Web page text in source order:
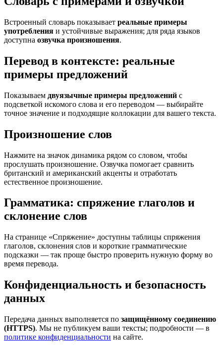
Встроенный словарь показывает реальные примеры
употребления и устойчивые выражения; для ряда языков
доступна озвучка произношения.
Перевод в контексте: реальные
примеры предложений
Показываем двуязычные примеры предложений с
подсветкой искомого слова и его переводом — выбирайте
точное значение и подходящие коллокации для вашего текста.
Произношение слов
Нажмите на значок динамика рядом со словом, чтобы
прослушать произношение. Озвучка помогает сравнить
британский и американский акценты и отработать
естественное произношение.
Грамматика: спряжение глаголов и
склонение слов
На странице «Спряжение» доступны таблицы спряжения
глаголов, склонения слов и короткие грамматические
подсказки — так проще быстро проверить нужную форму во
время перевода.
Конфиденциальность и безопасность
данных
Передача данных выполняется по защищённому соединению
(HTTPS). Мы не публикуем ваши тексты; подробности — в
политике конфиденциальности на сайте.